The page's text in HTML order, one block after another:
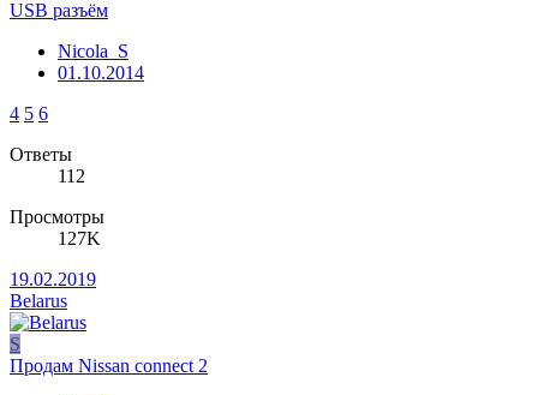
USB разъём
Nicola_S
01.10.2014
4 5 6
Ответы
112
Просмотры
127K
19.02.2019
Belarus
S
Продам Nissan connect 2